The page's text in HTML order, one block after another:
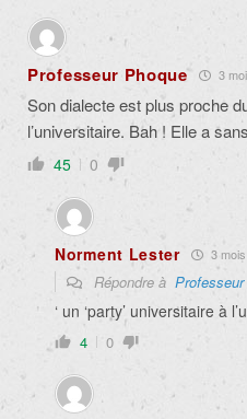
Professeur Phoque 3
Son dialecte est plus proche
l’universitaire. Bah ! Elle a
45 0
Norment Lester 3
Répondre à
‘ un ‘party’ universitaire à
4 0